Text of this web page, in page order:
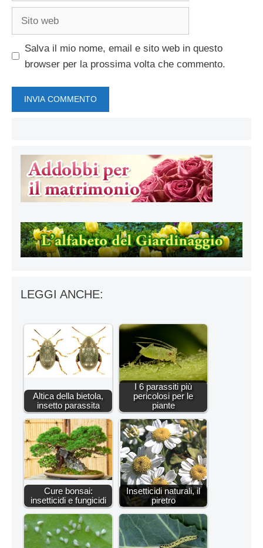
Salva il mio nome, email e sito web in questo
browser per la prossima volta che commento.
LEGGI ANCHE:
Altica della bietola,
insetto parassita
I 6 parassiti più
pericolosi per le
piante
Cure bonsai:
insetticidi e fungicidi
Insetticidi naturali, il
piretro